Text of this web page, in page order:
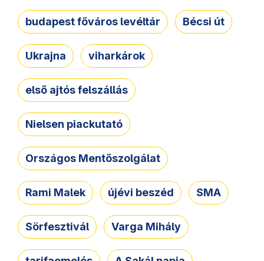
budapest főváros levéltár Bécsi út
Ukrajna viharkárok
első ajtós felszállás
Nielsen piackutató
Országos Mentőszolgálat
Rami Malek újévi beszéd SMA
Sörfesztivál Varga Mihály